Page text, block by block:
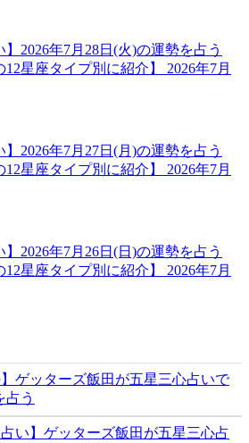
】2026年7月28日(火)の運勢を占う
12星座タイプ別に紹介】
2026年7月
】2026年7月27日(月)の運勢を占う
12星座タイプ別に紹介】
2026年7月
】2026年7月26日(日)の運勢を占う
12星座タイプ別に紹介】
2026年7月
】ゲッターズ飯田が五星三心占いで
占う
占い】ゲッターズ飯田が五星三心占